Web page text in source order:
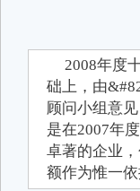
2008年度
础上，由
顾问小组意
是在2007年
卓著的企业
额作为惟一